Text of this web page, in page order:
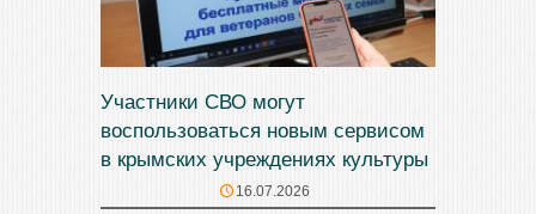
Участники СВО могут
воспользоваться новым сервисом
в крымских учреждениях культуры
16.07.2026